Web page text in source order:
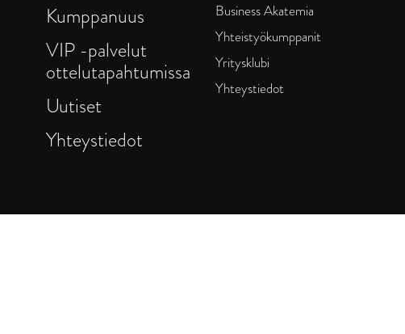
Kumppanuus
VIP -palvelut
ottelutapahtumissa
Uutiset
Yhteystiedot
Business Akatemia
Yhteistyökumppanit
Yritysklubi
Yhteystiedot